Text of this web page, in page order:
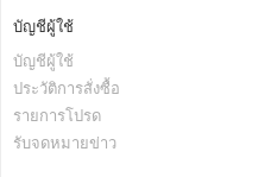
บัญชีผู้ใช้
บัญชีผู้ใช้
ประวัติการสั่งซื้อ
รายการโปรด
รับจดหมายข่าว